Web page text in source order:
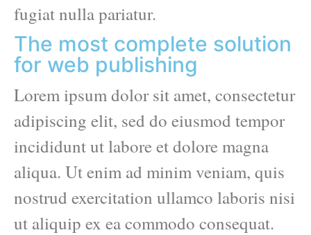
fugiat nulla pariatur.
The most complete solution
for web publishing
Lorem ipsum dolor sit amet, consectetur
adipiscing elit, sed do eiusmod tempor
incididunt ut labore et dolore magna
aliqua. Ut enim ad minim veniam, quis
nostrud exercitation ullamco laboris nisi
ut aliquip ex ea commodo consequat.